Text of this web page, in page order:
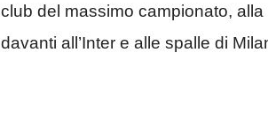
club del massimo campionato,
davanti all’Inter e alle spalle di